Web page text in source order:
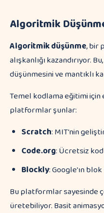
Algoritmik
Algoritmik düşünme, bir
alışkanlığı kazandırıyor.
düşünmesini ve mantıklı
Temel kodlama eğitimi
platformlar şunlar:
Scratch: MIT'nin
Code.org: Ücretsiz
Blockly: Google'ın
Bu platformlar sayesinde
üretebiliyor. Basit